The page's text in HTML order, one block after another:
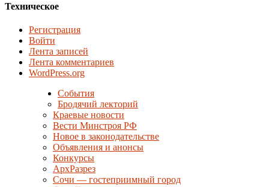
Техническое
Регистрация
Войти
Лента записей
Лента комментариев
WordPress.org
События
Бродячий лекторий
Краевые новости
Вести Минстроя РФ
Новое в законодательстве
Объявления и анонсы
Конкурсы
АрхРазрез
Сочи — гостеприимный город